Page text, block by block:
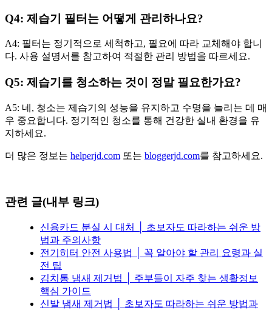
Q4: 제습기 필터는 어떻게 관리하나요?
A4: 필터는 정기적으로 세척하고, 필요에 따라 교체해야 합니
다. 사용 설명서를 참고하여 적절한 관리 방법을 따르세요.
Q5: 제습기를 청소하는 것이 정말 필요한가요?
A5: 네, 청소는 제습기의 성능을 유지하고 수명을 늘리는 데 매
우 중요합니다. 정기적인 청소를 통해 건강한 실내 환경을 유
지하세요.
더 많은 정보는 helperjd.com 또는 bloggerjd.com를 참고하세요.
관련 글(내부 링크)
신용카드 분실 시 대처 │ 초보자도 따라하는 쉬운 방
법과 주의사항
전기히터 안전 사용법 │ 꼭 알아야 할 관리 요령과 실
전 팁
김치통 냄새 제거법 │ 주부들이 자주 찾는 생활정보
핵심 가이드
신발 냄새 제거법 │ 초보자도 따라하는 쉬운 방법과